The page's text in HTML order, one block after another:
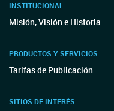
INSTITUCIONAL
Misión, Visión e Historia
PRODUCTOS Y SERVICIOS
Tarifas de Publicación
SITIOS DE INTERÉS